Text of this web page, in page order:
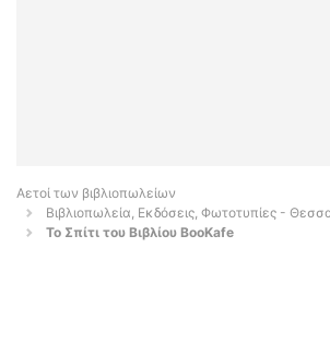
Αετοί των βιβλιοπωλείων
Βιβλιοπωλεία, Εκδόσεις, Φωτοτυπίες -
Το Σπίτι του Βιβλίου BooKafe